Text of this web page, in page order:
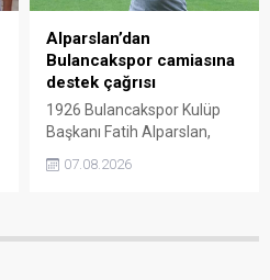
Alparslan’dan
Bulancakspor camiasına
destek çağrısı
1926 Bulancakspor Kulüp
Başkanı Fatih Alparslan,
tesisleşmeden kurumsal
attıklarını belirterek iş
07.08.2026